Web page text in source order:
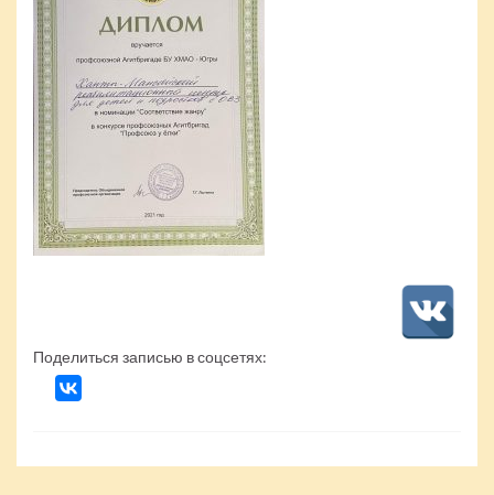
Поделиться записью в соцсетях: